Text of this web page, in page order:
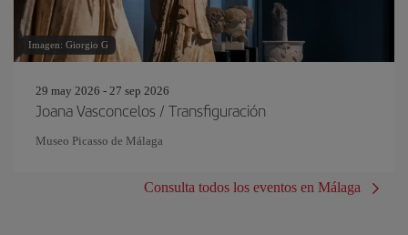
Imagen: Giorgio G
29 may 2026 - 27 sep 2026
Joana Vasconcelos / Transfiguración
Museo Picasso de Málaga
Consulta todos los eventos en Málaga